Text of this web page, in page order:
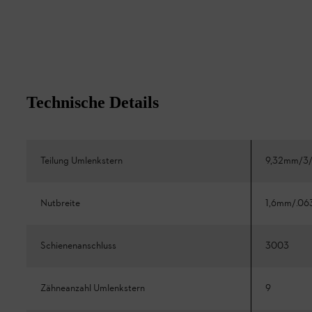
Technische Details
Teilung Umlenkstern 9,32mm/
Nutbreite 1,6mm/
Schienenanschluss 3003
Zähneanzahl Umlenkstern 9